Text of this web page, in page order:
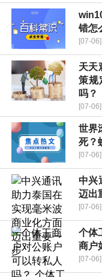
错怎
[07-06]
天天
策规
吗？
[07-06]
世界
死？
[07-06]
中兴
迈出
[07-06]
个体
商户
[07-06]